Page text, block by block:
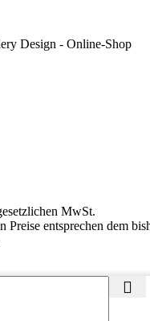
Design - Online-Shop
MwSt.
Preise entsprechen dem